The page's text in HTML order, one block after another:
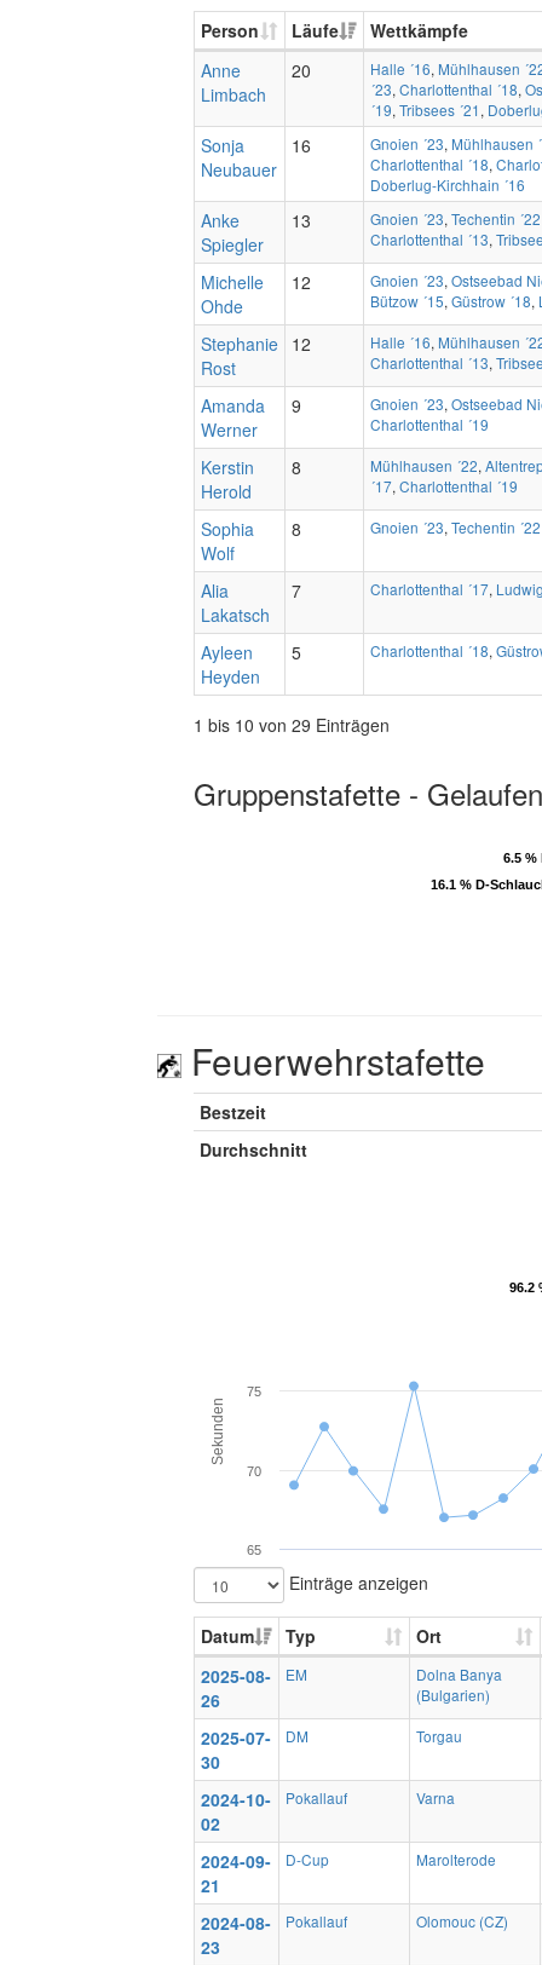
Person Läufe
Wettkämpfe
Anne
Limbach
20 Halle ´16, Mühlhausen
´23, Charlottenthal ´18,
´19, Tribsees ´21 ,
Sonja
Neubauer
16 Gnoien ´23, Mühlhausen
Charlottenthal ´18,
Doberlug-Kirchhain ´16
Anke
Spiegler
13 Gnoien ´23, Techentin ´22
Charlottenthal ´13,
Michelle
Ohde
12 Gnoien ´23, Ostseebad
Bützow ´15, Güstrow ´18,
Stephanie
Rost
12 Halle ´16, Mühlhausen
Charlottenthal ´13,
Amanda
Werner
9 Gnoien ´23, Ostseebad
Charlottenthal ´19
Kerstin
Herold
8 Mühlhausen ´22,
´17, Charlottenthal ´19
Sophia
Wolf
8 Gnoien ´23, Techentin ´22
Alia
Lakatsch
7 Charlottenthal ´17,
Ayleen
Heyden
5 Charlottenthal ´18,
1 bis 10 von 29 Einträgen
Gruppenstafette -
16.1 % D-
16.1 % D-
6.5 %
6.5 %
Feuerwehrstafette
Bestzeit
Durchschnitt
96.2
96.2
Sekunden
65
70
75
Einträge anzeigen
Datum Typ
Ort
2025-08-
26
EM
Dolna Banya
(Bulgarien)
2025-07-
30
DM Torgau
2024-10-
02
Pokallauf Varna
2024-09-
21
D-Cup Marolterode
2024-08-
23
Pokallauf Olomouc (CZ)